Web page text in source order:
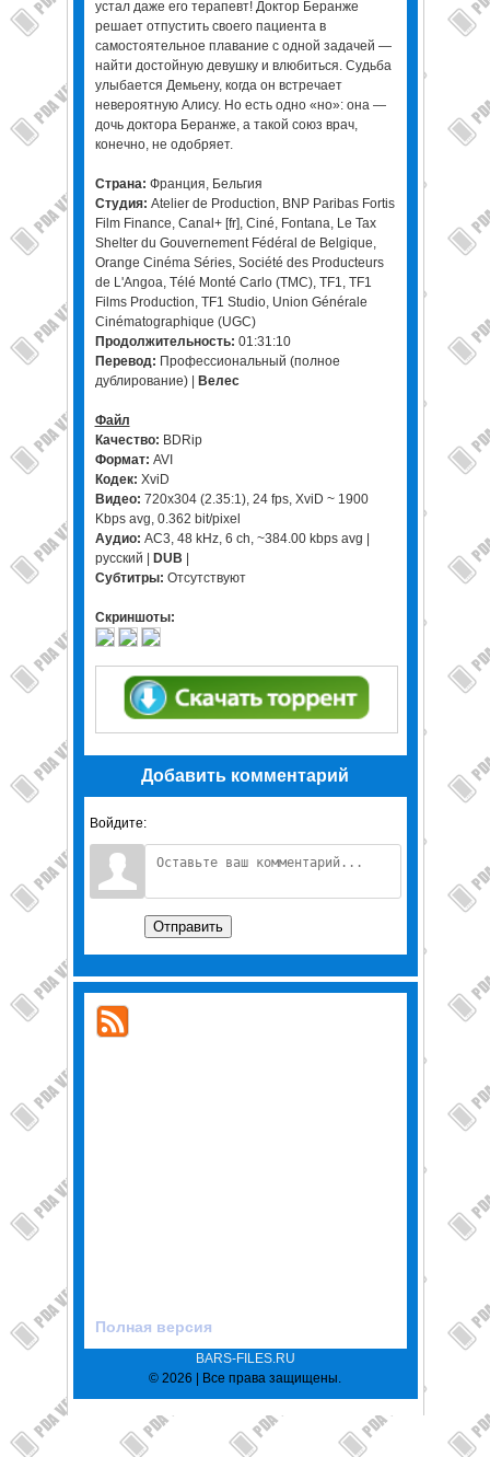
устал даже его терапевт! Доктор Беранже
решает отпустить своего пациента в
самостоятельное плавание с одной задачей —
найти достойную девушку и влюбиться. Судьба
улыбается Демьену, когда он встречает
невероятную Алису. Но есть одно «но»: она —
дочь доктора Беранже, а такой союз врач,
конечно, не одобряет.
Страна: Франция, Бельгия
Студия: Atelier de Production, BNP Paribas Fortis
Film Finance, Canal+ [fr], Ciné, Fontana, Le Tax
Shelter du Gouvernement Fédéral de Belgique,
Orange Cinéma Séries, Société des Producteurs
de L'Angoa, Télé Monté Carlo (TMC), TF1, TF1
Films Production, TF1 Studio, Union Générale
Cinématographique (UGC)
Продолжительность: 01:31:10
Перевод: Профессиональный (полное
дублирование) | Велес
Файл
Качество: BDRip
Формат: AVI
Кодек: XviD
Видео: 720x304 (2.35:1), 24 fps, XviD ~ 1900
Kbps avg, 0.362 bit/pixel
Аудио: AC3, 48 kHz, 6 ch, ~384.00 kbps avg |
русский | DUB |
Субтитры: Отсутствуют
Скриншоты:
Добавить комментарий
Войдите:
Отправить
Полная версия
BARS-FILES.RU
© 2026 | Все права защищены.